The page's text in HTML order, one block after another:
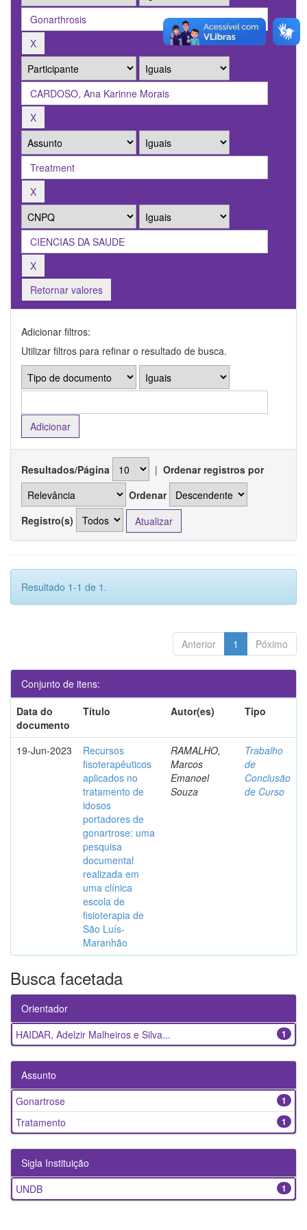
Retornar valores
Adicionar filtros:
Utilizar filtros para refinar o resultado de busca.
Resultados/Página | Ordenar registros por
Ordenar
Registro(s)
Resultado 1-1 de 1.
Anterior 1 Póximo
Conjunto de itens:
Data do
documento
Título Autor(es) Tipo
19-Jun-2023
Recursos
fisoterapêuticos
aplicados no
tratamento de
idosos
portadores de
gonartrose: uma
pesquisa
documental
realizada em
uma clínica
escola de
fisioterapia de
São Luís-
Maranhão
RAMALHO,
Marcos
Emanoel
Souza
Trabalho
de
Conclusão
de Curso
Busca facetada
Orientador
1
HAIDAR, Adelzir Malheiros e Silva...
Assunto
1
Gonartrose
1
Tratamento
Sigla Instituição
1
UNDB